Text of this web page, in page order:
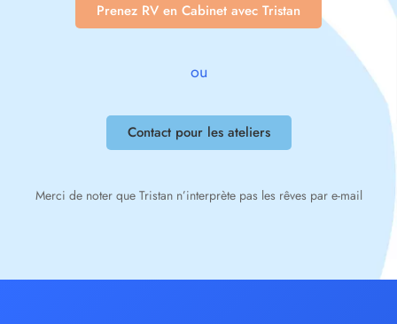
Prenez RV en Cabinet avec Tristan
ou
Contact pour les ateliers
Merci de noter que Tristan n’interprète pas les rêves par e-mail